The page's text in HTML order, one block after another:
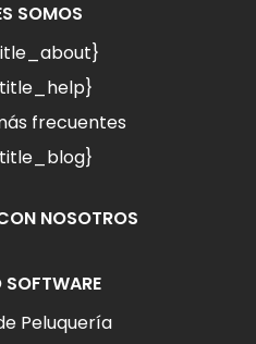
SOMOS
frecuentes
NOSOTROS
SOFTWARE
Peluquería